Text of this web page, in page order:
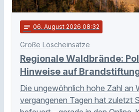
notes 06. August 2026 08:32
Große Löscheinsätze
Regionale Waldbrände:
Hinweise auf
Die ungewöhnlich hohe Zahl an
vergangenen Tagen hat zuletzt